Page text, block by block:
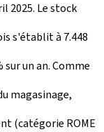
2025. Le stock
s'établit à 7.448
sur un an. Comme
magasinage,
(catégorie ROME